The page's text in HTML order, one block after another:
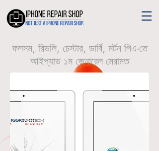
ফলসম, রিডলি, চেস্টার, ডার্বি, মর্টন পিএ-তে
আইপ্যাড ১ম জেনারেল মেরামত